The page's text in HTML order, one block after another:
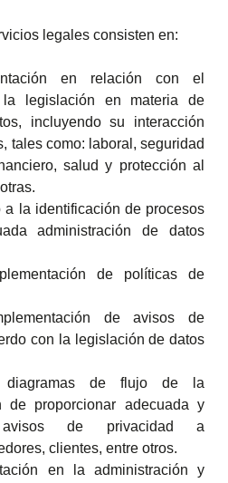
legales consisten en:
en relación con el
la legislación en materia de
incluyendo su interacción
tales como: laboral, seguridad
salud y protección al
a la identificación de procesos
administración de datos
de políticas de
de avisos de
con la legislación de datos
diagramas de flujo de la
de proporcionar adecuada y
avisos de privacidad a
clientes, entre otros.
en la administración y